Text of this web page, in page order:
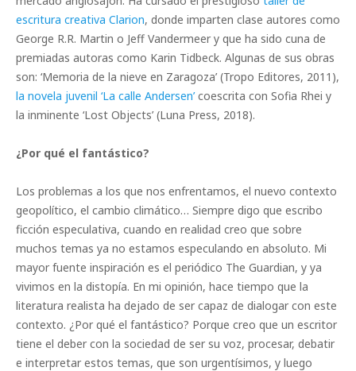
escritura creativa Clarion, donde imparten clase autores como
George R.R. Martin o Jeff Vandermeer y que ha sido cuna de
premiadas autoras como Karin Tidbeck. Algunas de sus obras
son: ‘Memoria de la nieve en Zaragoza’ (Tropo Editores, 2011),
la novela juvenil ‘La calle Andersen’coescrita con Sofia Rhei y
la inminente ‘Lost Objects’ (Luna Press, 2018).
¿Por qué el fantástico?
Los problemas a los que nos enfrentamos, el nuevo contexto
geopolítico, el cambio climático… Siempre digo que escribo
ficción especulativa, cuando en realidad creo que sobre
muchos temas ya no estamos especulando en absoluto. Mi
mayor fuente inspiración es el periódico The Guardian, y ya
vivimos en la distopía. En mi opinión, hace tiempo que la
literatura realista ha dejado de ser capaz de dialogar con este
contexto. ¿Por qué el fantástico? Porque creo que un escritor
tiene el deber con la sociedad de ser su voz, procesar, debatir
e interpretar estos temas, que son urgentísimos, y luego